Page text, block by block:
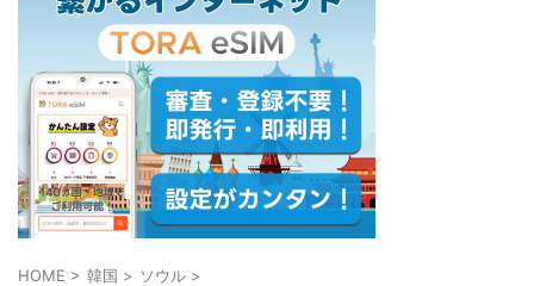
HOME > 韓国 > ソウル >